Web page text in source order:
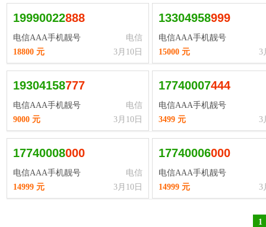
19990022888
电信AAA手机靓号
电信
3月10日
18800 元
13304958999
电信AAA手机靓号
3
15000 元
19304158777
电信AAA手机靓号
电信
3月10日
9000 元
17740007444
电信AAA手机靓号
3
3499 元
17740008000
电信AAA手机靓号
电信
3月10日
14999 元
17740006000
电信AAA手机靓号
3
14999 元
1